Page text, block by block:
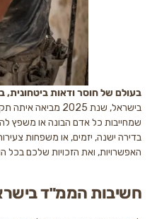
חוסר ודאות ביטחונית, בניית ממ"ד
בישראל, שנת 2025 מביאה איתה תקנות
כל אדם הבונה או משפץ להבין לעומק
יזמים, או משפחות צעירות הבונות
ואת הזכויות שלכם בכל הנוגע לבניית
הממ"ד בישראל – לא